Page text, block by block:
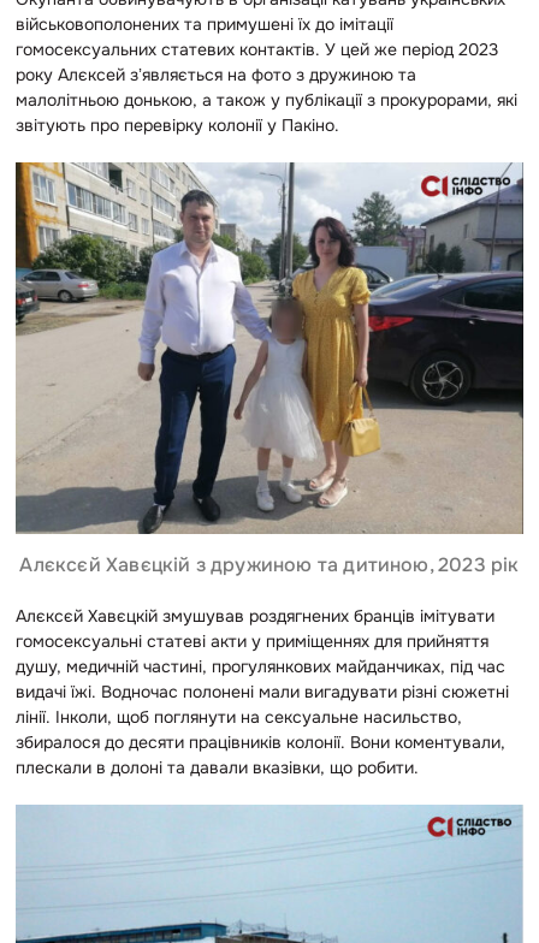
військовополонених та примушені їх до імітації
гомосексуальних статевих контактів. У цей же період 2023
року Алєксей зʼявляється на фото з дружиною та
малолітньою донькою, а також у публікації з прокурорами, які
звітують про перевірку колонії у Пакіно.
Алєксєй Хавєцкій з дружиною та дитиною, 2023 рік
Алєксєй Хавєцкій змушував роздягнених бранців імітувати
гомосексуальні статеві акти у приміщеннях для прийняття
душу, медичній частині, прогулянкових майданчиках, під час
видачі їжі. Водночас полонені мали вигадувати різні сюжетні
лінії. Інколи, щоб поглянути на сексуальне насильство,
збиралося до десяти працівників колонії. Вони коментували,
плескали в долоні та давали вказівки, що робити.